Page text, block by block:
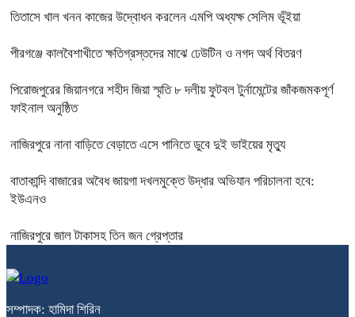
তিতাসে খাল খনন কাজের উদ্বোধন করলেন এমপি অধ্যক্ষ সেলিম ভূঁইয়া
পীরগঞ্জে কালবৈশাখীতে ক্ষতিগ্রস্তদের মাঝে ঢেউটিন ও নগদ অর্থ বিতরণ
পিরোজপুরের জিয়ানগরে শহীদ জিয়া স্মৃতি ৮ দলীয় ফুটবল টুর্নামেন্টের জাঁকজমকপূর্ণ
ফাইনাল অনুষ্ঠিত
নাজিরপুরে নানা বাড়িতে বেড়াতে এসে পানিতে ডুবে দুই ভাইয়ের মৃত্যু
বাতাকান্দি বাজারের অবৈধ জায়গা দখলমুক্তে উদ্ধার অভিযান পরিচালনা হবে:
ইউএনও
নাজিরপুরে জাল টাকাসহ তিন জন গ্রেপ্তার
সম্পাদক: হামিদা শিরিন